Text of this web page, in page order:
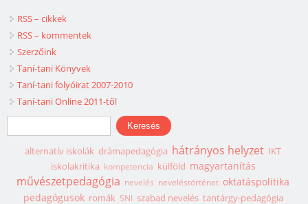
RSS – cikkek
RSS – kommentek
Szerzőink
Taní-tani Könyvek
Taní-tani folyóirat 2007-2010
Taní-tani Online 2011-től
Keresés űrlap
Keresés
alternatív iskolák drámapedagógia hátrányos helyzet IKT
iskolakritika kompetencia külföld magyartanítás
művészetpedagógia nevelés neveléstörténet oktatáspolitika
pedagógusok romák SNI szabad nevelés tantárgy-pedagógia